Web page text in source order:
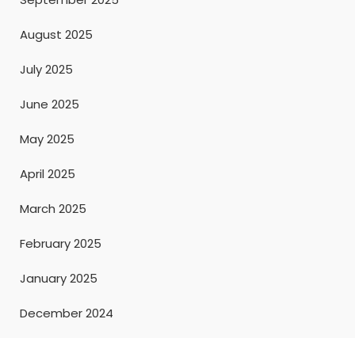
August 2025
July 2025
June 2025
May 2025
April 2025
March 2025
February 2025
January 2025
December 2024